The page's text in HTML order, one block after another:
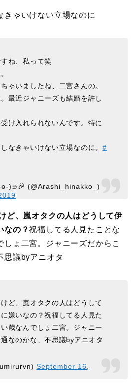
きゃいけない立場なのに
ね、私って笑
ゃいましたね、二宮さんの。
最近ジャニーズも結婚を許し
け入れられないんです。特に
なきゃいけない立場なのに。#
(@Arashi_hinakko_)
ど、嵐オタクの人はどうして伊
なの？祝福してる人見たことな
ょ二宮。ジャニーズだからこ
思議byアニオタ
ど、嵐オタクの人はどうして
嫌いなの？祝福してる人見た
歳なんでしょ二宮。ジャニー
なのかな、不思議byアニオタ
September 16,